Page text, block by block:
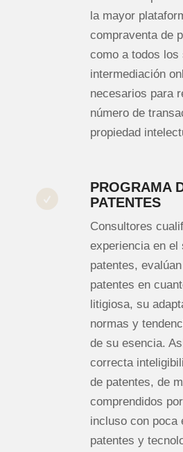
la mayor
compraventa de
como a todos
intermediación
necesarios para
número de
propiedad
PROGRAMA
PATENTES
Consultores
experiencia en
patentes,
patentes en
litigiosa, su
normas y
de su esencia.
correcta
de patentes, de
comprendidos
incluso con poca
patentes y